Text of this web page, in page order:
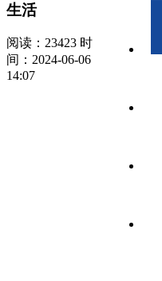
生活
阅读：23423 时
间：2024-06-06
14:07